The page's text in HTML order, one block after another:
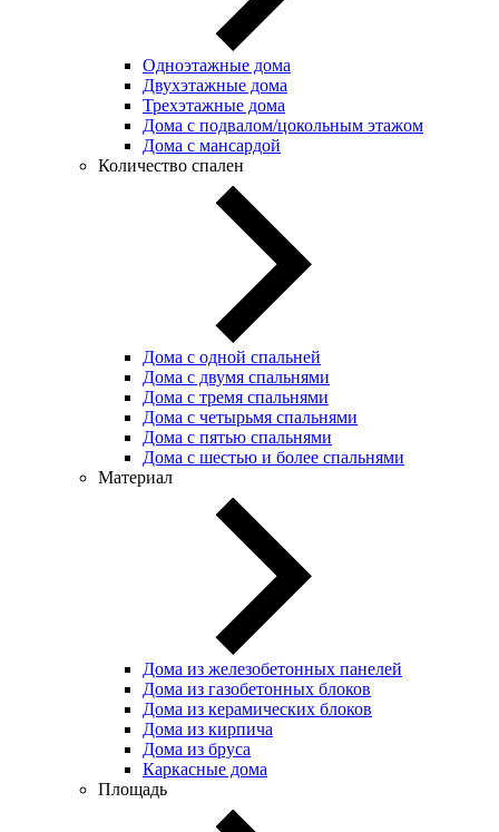
Одноэтажные дома
Двухэтажные дома
Трехэтажные дома
Дома с подвалом/цокольным этажом
Дома с мансардой
Количество спален
Дома с одной спальней
Дома с двумя спальнями
Дома с тремя спальнями
Дома с четырьмя спальнями
Дома с пятью спальнями
Дома с шестью и более спальнями
Материал
Дома из железобетонных панелей
Дома из газобетонных блоков
Дома из керамических блоков
Дома из кирпича
Дома из бруса
Каркасные дома
Площадь